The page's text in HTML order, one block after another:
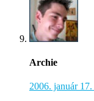
Archie
2006. január 17.